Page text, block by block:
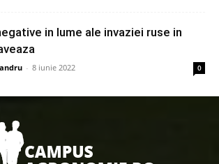
in lume ale invaziei ruse in
- 8 iunie 2022 0